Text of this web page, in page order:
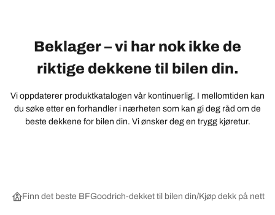
Beklager – vi har nok ikke de
riktige dekkene til bilen din.
Vi oppdaterer produktkatalogen vår kontinuerlig. I mellomtiden kan
du søke etter en forhandler i nærheten som kan gi deg råd om de
beste dekkene for bilen din. Vi ønsker deg en trygg kjøretur.
Finn det beste BFGoodrich-dekket til bilen din Kjøp dekk på nett